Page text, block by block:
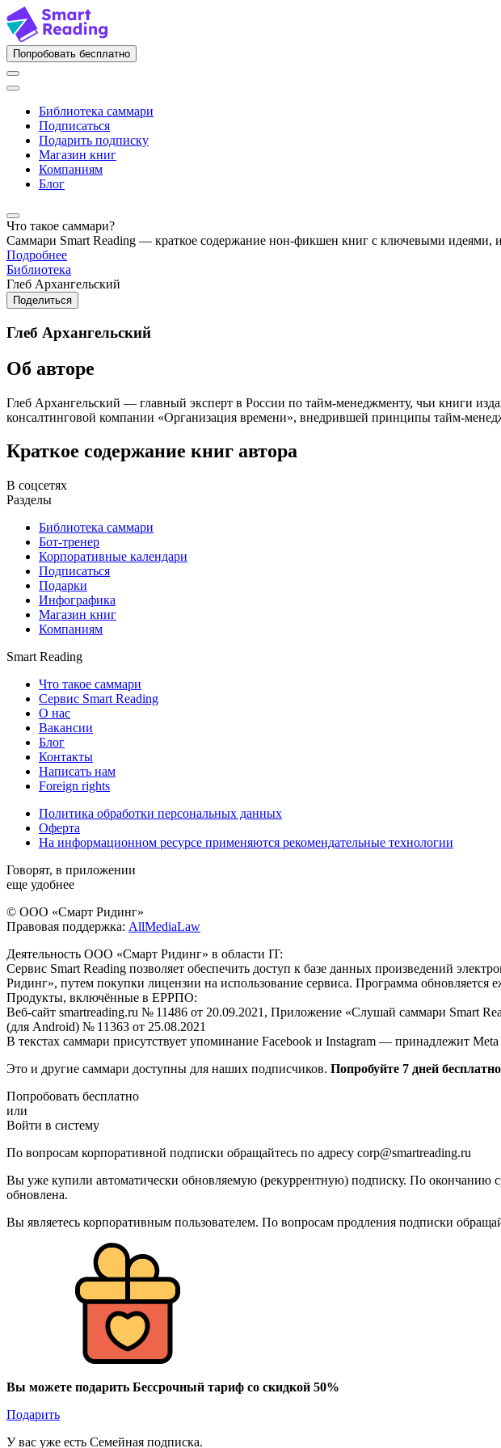
Попробовать бесплатно
Библиотека саммари
Подписаться
Подарить подписку
Магазин книг
Компаниям
Блог
Что такое саммари?
Саммари Smart Reading — краткое содержание нон-фикшен книг с ключевыми идеями,
Подробнее
Библиотека
Глеб Архангельский
Поделиться
Глеб Архангельский
Об авторе
Глеб Архангельский — главный эксперт в России по тайм-менеджменту, чьи книги
консалтинговой компании «Организация времени», внедрившей принципы тайм-
Краткое содержание книг автора
В соцсетях
Разделы
Библиотека саммари
Бот-тренер
Корпоративные календари
Подписаться
Подарки
Инфографика
Магазин книг
Компаниям
Smart Reading
Что такое саммари
Сервис Smart Reading
О нас
Вакансии
Блог
Контакты
Написать нам
Foreign rights
Политика обработки персональных данных
Оферта
На информационном ресурсе применяются рекомендательные технологии
Говорят, в приложении
еще удобнее
© ООО «Смарт Ридинг»
Правовая поддержка: AllMediaLaw
Деятельность ООО «Смарт Ридинг» в области IT:
Сервис Smart Reading позволяет обеспечить доступ к базе данных произведений
Ридинг», путем покупки лицензии на использование сервиса. Программа обновляется
Продукты, включённые в ЕРРПО:
Веб-сайт smartreading.ru № 11486 от 20.09.2021, Приложение «Слушай саммари Smart
(для Android) № 11363 от 25.08.2021
В текстах саммари присутствует упоминание Facebook и Instagram — принадлежит
Это и другие саммари доступны для наших подписчиков. Попробуйте 7 дней бесплатно
Попробовать бесплатно
или
Войти в систему
По вопросам корпоративной подписки обращайтесь по адресу corp@smartreading.ru
Вы уже купили автоматически обновляемую (рекуррентную) подписку. По окончанию
обновлена.
Вы являетесь корпоративным пользователем. По вопросам продления подписки
Вы можете подарить Бессрочный тариф со скидкой 50%
Подарить
У вас уже есть Семейная подписка.